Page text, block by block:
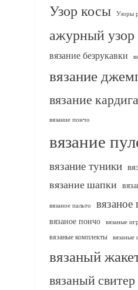
Узор косы Узоры
ажурный узор
вязание безрукавки
вязание
вязание
вязание пончо
вязание
вязание туники
вязание шапки
вязаное пальто вязаное
вязаное пончо вязаные
вязаные комплекты
вязаные
вязаный
вязаный свитер